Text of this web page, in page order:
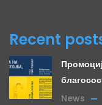
Recent
News